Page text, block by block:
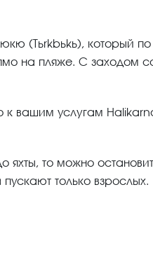
(Türkbükü), который
на пляже. С заходом
вашим услугам
то можно
только взрослых.